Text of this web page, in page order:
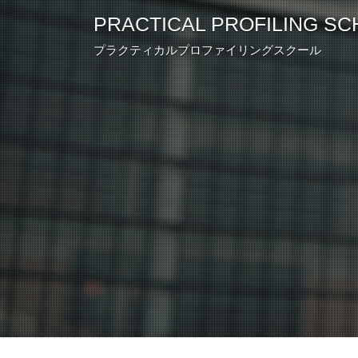
PRACTICALPROFILING
プラクティカルプロファイリングスクール